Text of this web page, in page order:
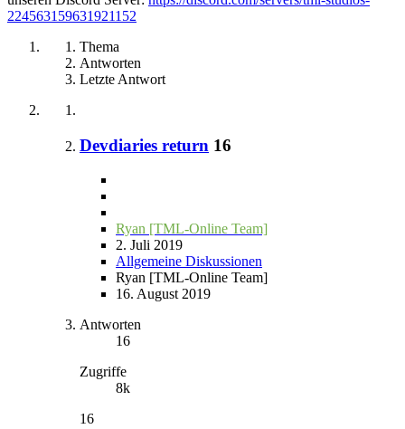
224563159631921152
Thema
Antworten
Letzte Antwort
Devdiaries return 16
Ryan [TML-Online Team]
2. Juli 2019
Allgemeine Diskussionen
Ryan [TML-Online Team]
16. August 2019
Antworten
16
Zugriffe
8k
16